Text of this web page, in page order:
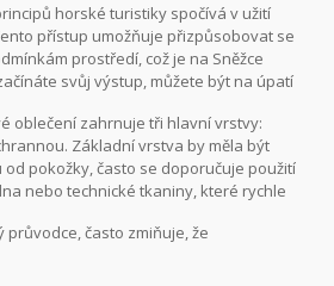
horské turistiky spočívá v užití
přístup umožňuje přizpůsobovat se
prostředí, což je na Sněžce
svůj výstup, můžete být na úpatí
může změnit rychle a dramaticky,
a chladnějšího klimatu. Vrstvení vám
odebrat oblečení dle potřeby, což je
pro udržení pohodlí.
oblečení zahrnuje tři hlavní vrstvy:
Základní vrstva by měla být
pokožky, často se doporučuje použití
nebo technické tkaniny, které rychle
tělesné teplo, zatímco vnější ochranná
průvodce, často zmiňuje, že